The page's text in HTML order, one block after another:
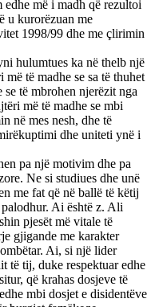
më i madh që rezultoi
u kurorëzuan me
1998/99 dhe me çlirimin
hulumtues ka në thelb një
të madhe se sa të thuhet
të mbrohen njerëzit nga
më të madhe se mbi
në mes nesh, dhe të
dhe uniteti ynë i
pa një motivim dhe pa
Ne si studiues dhe unë
me fat që në ballë të këtij
Ai është z. Ali
pjesët më vitale të
gjigande me karakter
Ai, si një lider
të tij, duke respektuar edhe
që krahas dosjeve të
mbi dosjet e disidentëve